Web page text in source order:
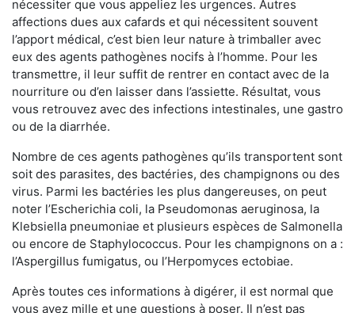
nécessiter que vous appeliez les urgences. Autres
affections dues aux cafards et qui nécessitent souvent
l’apport médical, c’est bien leur nature à trimballer avec
eux des agents pathogènes nocifs à l’homme. Pour les
transmettre, il leur suffit de rentrer en contact avec de la
nourriture ou d’en laisser dans l’assiette. Résultat, vous
vous retrouvez avec des infections intestinales, une gastro
ou de la diarrhée.
Nombre de ces agents pathogènes qu’ils transportent sont
soit des parasites, des bactéries, des champignons ou des
virus. Parmi les bactéries les plus dangereuses, on peut
noter l’Escherichia coli, la Pseudomonas aeruginosa, la
Klebsiella pneumoniae et plusieurs espèces de Salmonella
ou encore de Staphylococcus. Pour les champignons on a :
l’Aspergillus fumigatus, ou l’Herpomyces ectobiae.
Après toutes ces informations à digérer, il est normal que
vous ayez mille et une questions à poser. Il n’est pas